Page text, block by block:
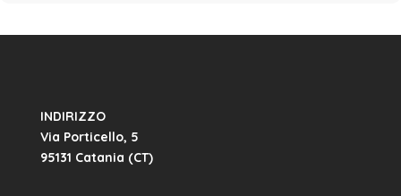
INDIRIZZO
Via Porticello, 5
95131 Catania (CT)